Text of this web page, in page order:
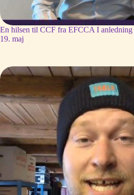
En hilsen til CCF fra EFCCA I
19. maj